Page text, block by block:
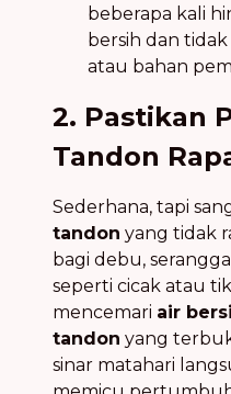
beberapa kali
bersih dan tidak
atau bahan
2. Pastikan
Tandon
Sederhana, tapi
tandon yang tidak
bagi debu,
seperti cicak atau
mencemari air
tandon yang
sinar matahari